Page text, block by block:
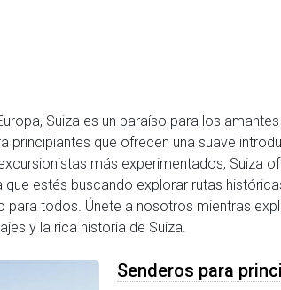
Suiza es un paraíso para los
principiantes que ofrecen una suave
más experimentados, Suiza
que estés buscando explorar rutas
para todos. Únete a nosotros mientras
y la rica historia de Suiza.
Senderos para